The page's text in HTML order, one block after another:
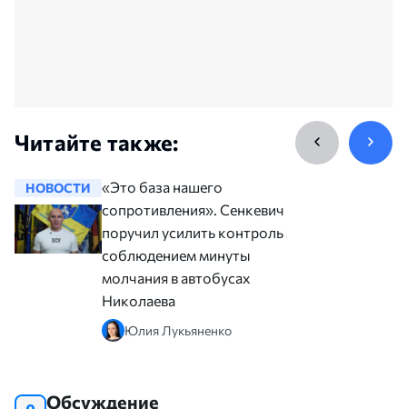
Читайте также:
НОВОСТИ
«Это база нашего
сопротивления». Сенкевич
поручил усилить контроль за
соблюдением минуты
молчания в автобусах
Николаева
Юлия Лукьяненко
Обсуждение